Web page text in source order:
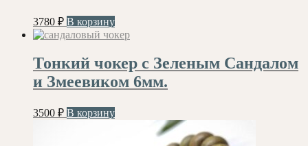
3780 ₽ В корзину
Тонкий чокер с Зеленым Сандалом
и Змеевиком 6мм.
3500 ₽ В корзину